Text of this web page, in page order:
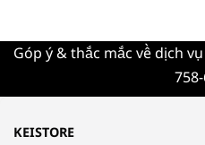
Góp ý & thắc mắc về dịch
KEISTORE